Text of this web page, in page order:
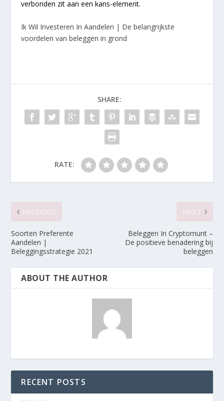
verbonden zit aan een kans-element.
Ik Wil Investeren In Aandelen | De belangrijkste
voordelen van beleggen in grond
SHARE:
RATE:
Soorten Preferente
Aandelen |
Beleggingsstrategie 2021
Beleggen In Cryptomunt –
De positieve benadering bij
beleggen
ABOUT THE AUTHOR
RECENT POSTS